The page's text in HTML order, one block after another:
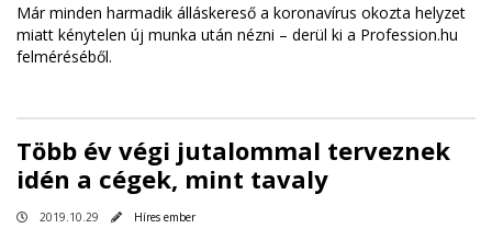
Már minden harmadik álláskereső a koronavírus okozta helyzet
miatt kénytelen új munka után nézni – derül ki a Profession.hu
felméréséből.
Több év végi jutalommal terveznek
idén a cégek, mint tavaly
2019.10.29 Híres ember